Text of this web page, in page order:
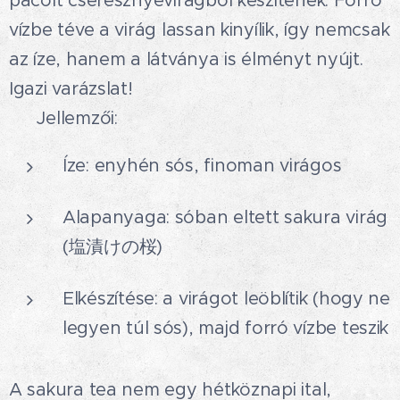
vízbe téve a virág lassan kinyílik, így nemcsak
az íze, hanem a látványa is élményt nyújt.
Igazi varázslat! 🤩
🍵 Jellemzői:
Íze: enyhén sós, finoman virágos
Alapanyaga: sóban eltett sakura virág
(塩漬けの桜)🌸
Elkészítése: a virágot leöblítik (hogy ne
legyen túl sós), majd forró vízbe teszik
A sakura tea nem egy hétköznapi ital,